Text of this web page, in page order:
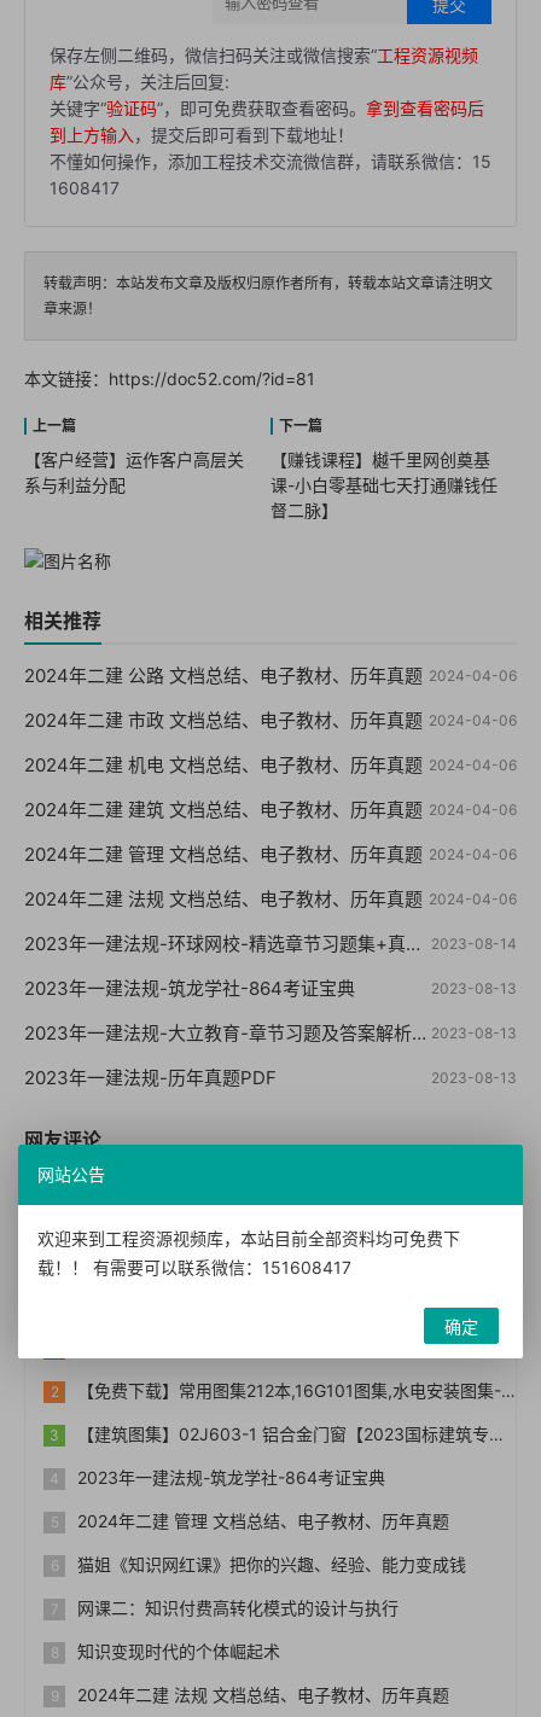
提交
保存左侧二维码，微信扫码关注或微信搜索“工程资源视频
库”公众号，关注后回复:
关键字“验证码”，即可免费获取查看密码。 拿到查看密码后
到上方输入 ，提交后即可看到下载地址！
不懂如何操作，添加工程技术交流微信群，请联系微信：15
1608417
转载声明：本站发布文章及版权归原作者所有，转载本站文章请注明文
章来源！
本文链接： https://doc52.com/?id=81
【客户经营】运作客户高层关
系与利益分配
【赚钱课程】樾千里网创奠基
课-小白零基础七天打通赚钱任
督二脉】
相关推荐
2024-04-06
2024年二建 公路 文档总结、电子教材、历年真题
2024-04-06
2024年二建 市政 文档总结、电子教材、历年真题
2024-04-06
2024年二建 机电 文档总结、电子教材、历年真题
2024-04-06
2024年二建 建筑 文档总结、电子教材、历年真题
2024-04-06
2024年二建 管理 文档总结、电子教材、历年真题
2024-04-06
2024年二建 法规 文档总结、电子教材、历年真题
2023-08-14
2023年一建法规-环球网校-精选章节习题集+真题+模拟
2023-08-13
2023年一建法规-筑龙学社-864考证宝典
2023-08-13
2023年一建法规-大立教育-章节习题及答案解析【重点推荐】
2023-08-13
2023年一建法规-历年真题PDF
网友评论
您需要登录账户后才能发表评论
热烈祝贺优选资源视频库（宝贝资源站bb006）网站正式上线！！
【免费下载】常用图集212本,16G101图集,水电安装图集-254本【01-0014】
【建筑图集】02J603-1 铝合金门窗【2023国标建筑专业图集大全】
2023年一建法规-筑龙学社-864考证宝典
2024年二建 管理 文档总结、电子教材、历年真题
猫姐《知识网红课》把你的兴趣、经验、能力变成钱
网课二：知识付费高转化模式的设计与执行
知识变现时代的个体崛起术
2024年二建 法规 文档总结、电子教材、历年真题
网站公告
欢迎来到工程资源视频库，本站目前全部资料均可免费下
载！！ 有需要可以联系微信：151608417
确定